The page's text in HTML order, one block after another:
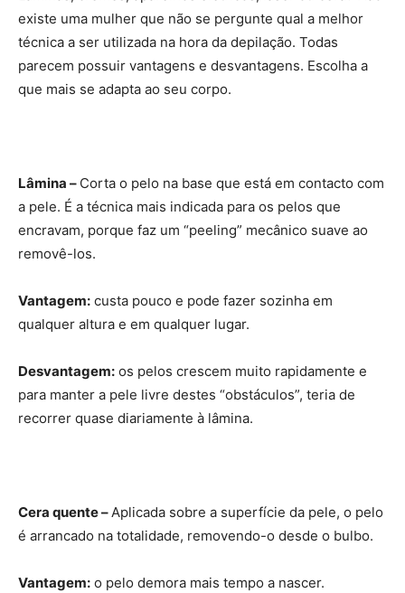
existe uma mulher que não se pergunte qual a melhor
técnica a ser utilizada na hora da depilação. Todas
parecem possuir vantagens e desvantagens. Escolha a
que mais se adapta ao seu corpo.
Lâmina – Corta o pelo na base que está em contacto com
a pele. É a técnica mais indicada para os pelos que
encravam, porque faz um “peeling” mecânico suave ao
removê-los.
Vantagem: custa pouco e pode fazer sozinha em
qualquer altura e em qualquer lugar.
Desvantagem: os pelos crescem muito rapidamente e
para manter a pele livre destes “obstáculos”, teria de
recorrer quase diariamente à lâmina.
Cera quente –Aplicada sobre a superfície da pele, o pelo
é arrancado na totalidade, removendo-o desde o bulbo.
Vantagem: o pelo demora mais tempo a nascer.